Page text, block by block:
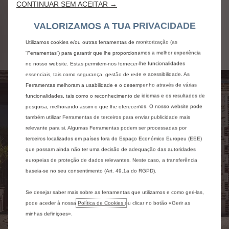
O carregamento pode ser programado, para, por
horários de vazio. Esta programação está acessível
Citroën.
CONTINUAR SEM ACEITAR →
VALORIZAMOS A TUA PRIVACIDADE
Utilizamos cookies e/ou outras ferramentas de monitorização (as
“Ferramentas”) para garantir que lhe proporcionamos a melhor experiência
no nosso website. Estas permitem-nos fornecer-lhe funcionalidades
essenciais, tais como segurança, gestão de rede e acessibilidade. As
Ferramentas melhoram a usabilidade e o desempenho através de várias
funcionalidades, tais como o reconhecimento de idiomas e os resultados de
pesquisa, melhorando assim o que lhe oferecemos. O nosso website pode
também utilizar Ferramentas de terceiros para enviar publicidade mais
relevante para si. Algumas Ferramentas podem ser processadas por
terceiros localizados em países fora do Espaço Económico Europeu (EEE)
que possam ainda não ter uma decisão de adequação das autoridades
europeias de proteção de dados relevantes. Neste caso, a transferência
baseia-se no seu consentimento (Art. 49.1a do RGPD).
Se desejar saber mais sobre as ferramentas que utilizamos e como geri-las,
pode aceder à nossa Política de Cookies ou clicar no botão «Gerir as
minhas definiçoes».